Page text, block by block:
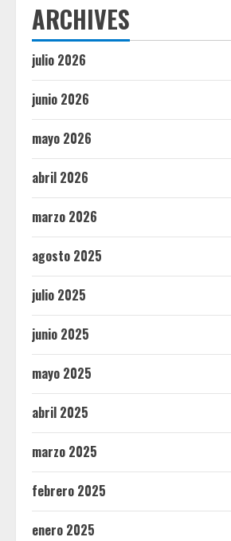
ARCHIVES
julio 2026
junio 2026
mayo 2026
abril 2026
marzo 2026
agosto 2025
julio 2025
junio 2025
mayo 2025
abril 2025
marzo 2025
febrero 2025
enero 2025